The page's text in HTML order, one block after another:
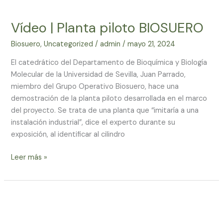
Vídeo | Planta piloto BIOSUERO
Biosuero,Uncategorized /admin/mayo 21, 2024
El catedrático del Departamento de Bioquímica y Biología
Molecular de la Universidad de Sevilla, Juan Parrado,
miembro del Grupo Operativo Biosuero, hace una
demostración de la planta piloto desarrollada en el marco
del proyecto. Se trata de una planta que “imitaría a una
instalación industrial”, dice el experto durante su
exposición, al identificar al cilindro
Planta
BIOSUERO
Leer más »